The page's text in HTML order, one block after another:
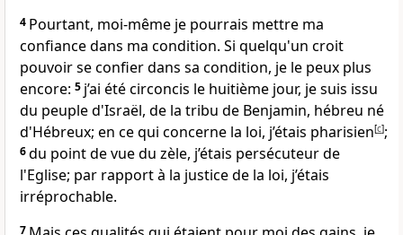
4 Pourtant, moi-même je pourrais mettre ma
confiance dans ma condition. Si quelqu'un croit
pouvoir se confier dans sa condition, je le peux plus
encore: 5 j’ai été circoncis le huitième jour, je suis issu
du peuple d'Israël, de la tribu de Benjamin, hébreu né
d'Hébreux; en ce qui concerne la loi, j’étais pharisien[c];
6du point de vue du zèle, j’étais persécuteur de
l'Eglise; par rapport à la justice de la loi, j’étais
irréprochable.
7